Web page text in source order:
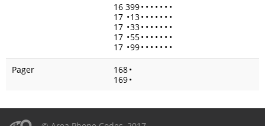
16 399• • • • • • •
17 •13• • • • • • •
17 •33• • • • • • •
17 •55• • • • • • •
17 •99• • • • • • •
Pager
168•
169•